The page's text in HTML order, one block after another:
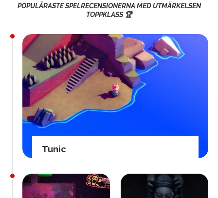
POPULÄRASTE SPELRECENSIONERNA MED UTMÄRKELSEN
TOPPKLASS 🏆
Tunic